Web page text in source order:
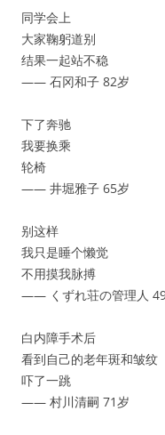
同学会上
大家鞠躬道别
结果一起站不稳
—— 石冈和子 82岁
下了奔驰
我要换乘
轮椅
—— 井堀雅子 65岁
别这样
我只是睡个懒觉
不用摸我脉搏
—— くずれ荘の管理人
白内障手术后
看到自己的老年斑和皱纹
吓了一跳
—— 村川清嗣 71岁